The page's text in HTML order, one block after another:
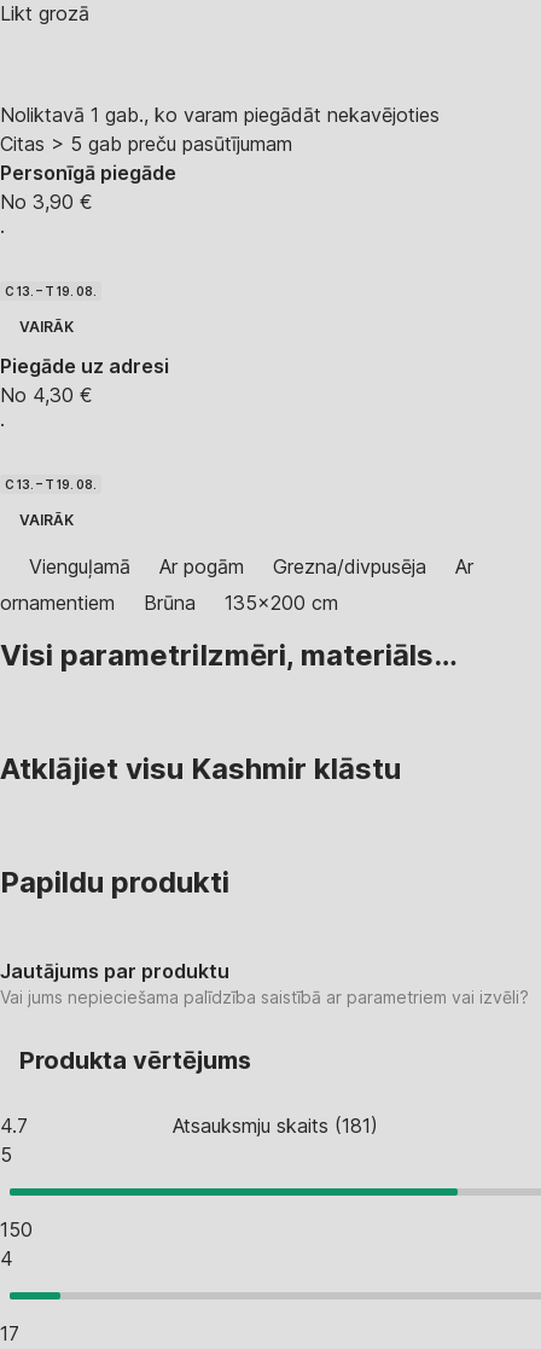
Likt grozā
Noliktavā 1 gab., ko varam piegādāt nekavējoties
Citas > 5 gab preču pasūtījumam
Personīgā piegāde
No 3,90 €
·
C 13. – T 19. 08.
VAIRĀK
Piegāde uz adresi
No 4,30 €
·
C 13. – T 19. 08.
VAIRĀK
Vienguļamā Ar pogām Grezna/divpusēja
Ar
ornamentiem
Brūna 135x200 cm
Visi parametriIzmēri, materiāls…
Atklājiet visu Kashmir klāstu
Papildu produkti
Jautājums par produktu
Vai jums nepieciešama palīdzība saistībā ar parametriem vai izvēli?
Produkta vērtējums
4.7 Atsauksmju skaits (181)
5
150
4
17